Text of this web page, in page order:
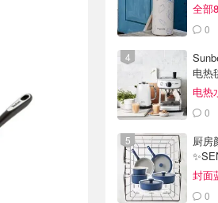
全部
0
电热
电热
0
厨房
封面
0